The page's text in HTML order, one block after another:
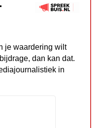
je waardering wilt
dan kan dat.
in